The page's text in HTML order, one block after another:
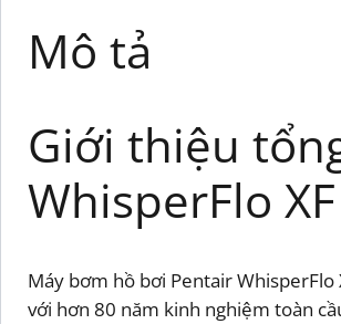
Mô tả
Giới thiệu
WhisperFlo XF
Máy bơm hồ bơi Pentair
với hơn 80 năm kinh nghiệm toàn